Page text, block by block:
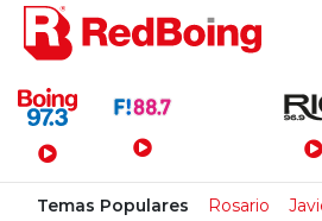
Menú Principal
Temas Populares Rosario